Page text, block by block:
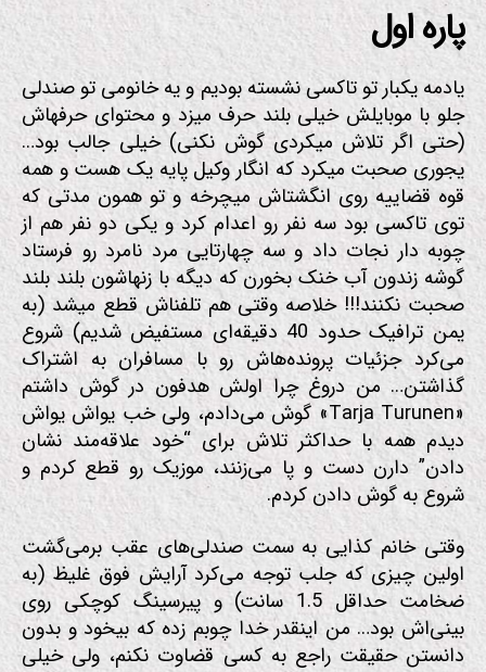
پاره اول
یادمه یکبار تو تاکسی نشسته بودیم و یه خانومی تو صندلی
جلو با موبایلش خیلی بلند حرف میزد و محتوای حرفهاش
(حتی اگر تلاش میکردی گوش نکنی) خیلی جالب بود…
یجوری صحبت میکرد که انگار وکیل پایه یک هست و همه
قوه قضاییه روی انگشتاش میچرخه و تو همون مدتی که
توی تاکسی بود سه نفر رو اعدام کرد و یکی دو نفر هم از
چوبه دار نجات داد و سه چهارتایی مرد نامرد رو فرستاد
گوشه زندون آب خنک بخورن که دیگه با زنهاشون بلند بلند
صحبت نکنند!!! خلاصه وقتی هم تلفناش قطع میشد (به
یمن ترافیک حدود 40 دقیقه‌ای مستفیض شدیم) شروع
می‌کرد جزئیات پرونده‌هاش رو با مسافران به اشتراک
گذاشتن… من دروغ چرا اولش هدفون در گوش داشتم
«Tarja Turunen» گوش می‌دادم، ولی خب یواش یواش
دیدم همه با حداکثر تلاش برای “خود علاقه‌مند نشان
دادن” دارن دست و پا می‌زنند، موزیک رو قطع کردم و
شروع به گوش دادن کردم.
وقتی خانم کذایی به سمت صندلی‌های عقب برمی‌گشت
اولین چیزی که جلب توجه می‌کرد آرایش فوق غلیظ (به
ضخامت حداقل 1.5 سانت) و پیرسینگ کوچکی روی
بینی‌اش بود… من اینقدر خدا چوبم زده که بیخود و بدون
دانستن حقیقت راجع به کسی قضاوت نکنم، ولی خیلی